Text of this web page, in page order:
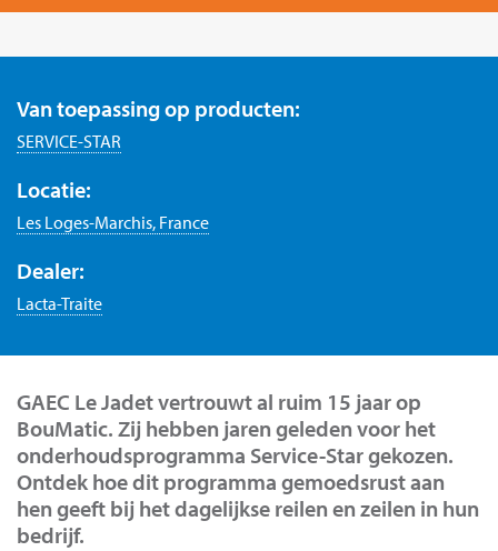
Van toepassing op producten:
SERVICE-STAR
Locatie:
Les Loges-Marchis, France
Dealer:
Lacta-Traite
GAEC Le Jadet vertrouwt al ruim 15 jaar op
BouMatic. Zij hebben jaren geleden voor het
onderhoudsprogramma Service-Star gekozen.
Ontdek hoe dit programma gemoedsrust aan
hen geeft bij het dagelijkse reilen en zeilen in hun
bedrijf.